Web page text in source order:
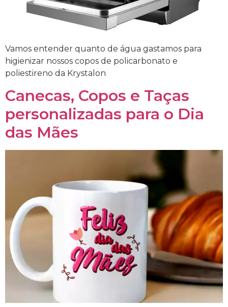
Vamos entender quanto de água gastamos para
higienizar nossos copos de policarbonato e
poliestireno da Krystalon
Canecas, Copos e Taças
personalizadas para o Dia
das Mães